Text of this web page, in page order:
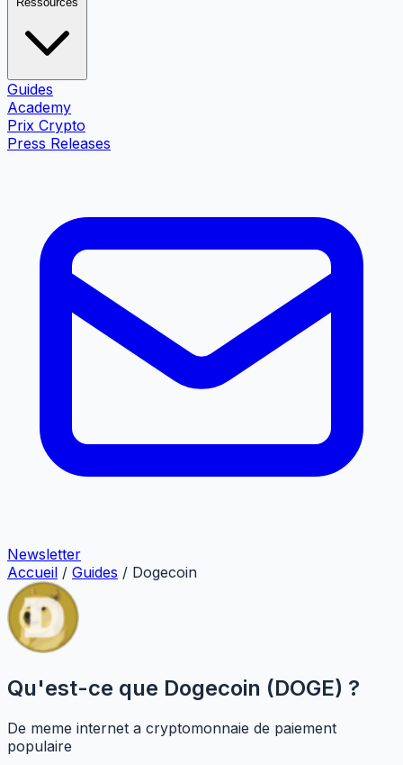
Guides
Academy
Prix Crypto
Press Releases
Newsletter
Accueil / Guides / Dogecoin
Qu'est-ce que Dogecoin (DOGE) ?
De meme internet a cryptomonnaie de paiement
populaire